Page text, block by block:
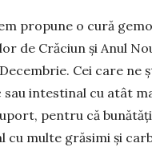
propune o cură
de Crăciun și Anul
Cei care ne
intestinal cu atât
pentru că
cu multe grăsimi și